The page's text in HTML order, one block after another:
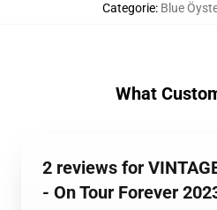
Categorie: Blue
What
2 reviews for
- On Tour Forever